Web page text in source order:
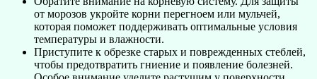
от морозов укройте корни перегноем или мульчей,
которая поможет поддерживать оптимальные условия
температуры и влажности.
Приступите к обрезке старых и поврежденных стеблей,
чтобы предотвратить гниение и появление болезней.